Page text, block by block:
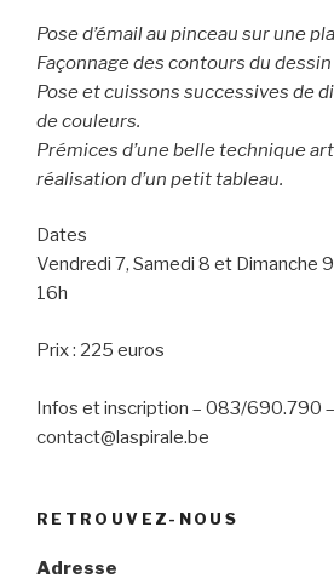
Pose d’émail au pinceau sur une
Façonnage des contours du
Pose et cuissons successives de
de couleurs.
Prémices d’une belle technique
réalisation d’un petit tableau.
Dates
Vendredi 7, Samedi 8 et Dimanche
16h
Prix : 225 euros
Infos et inscription – 083/690.790 –
contact@laspirale.be
RETROUVEZ-NOUS
Adresse